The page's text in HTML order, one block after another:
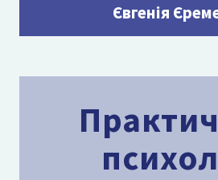
Євгенія